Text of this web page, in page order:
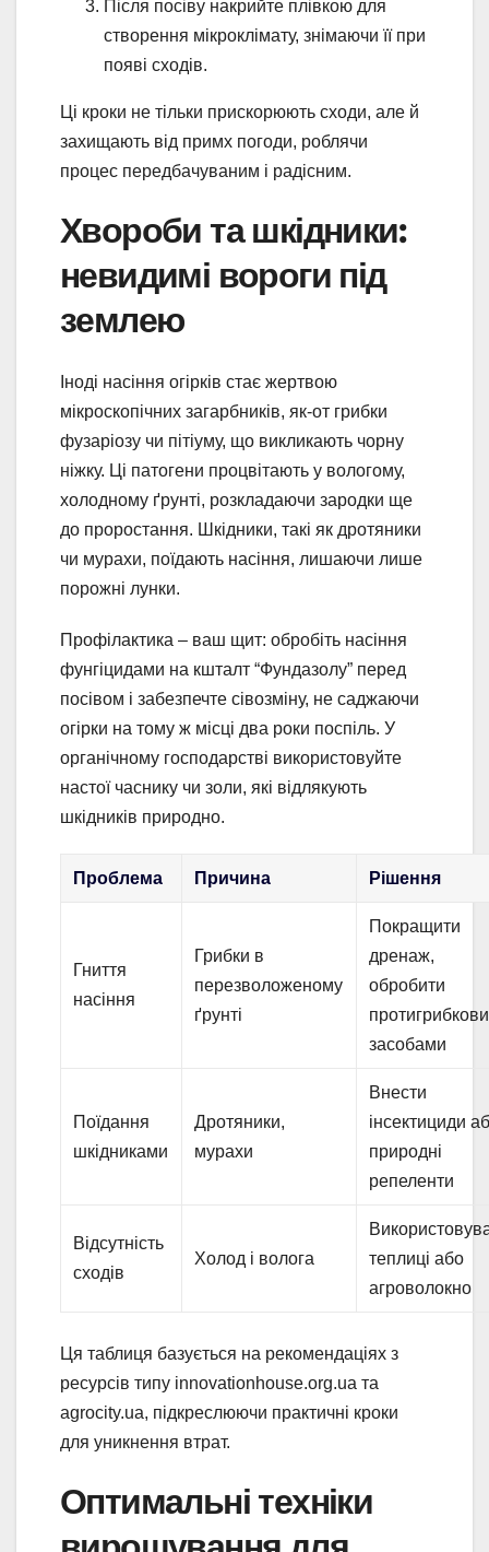
Після посіву накрийте плівкою для
створення мікроклімату, знімаючи її при
появі сходів.
Ці кроки не тільки прискорюють сходи, але й
захищають від примх погоди, роблячи
процес передбачуваним і радісним.
Хвороби та шкідники:
невидимі вороги під
землею
Іноді насіння огірків стає жертвою
мікроскопічних загарбників, як-от грибки
фузаріозу чи пітіуму, що викликають чорну
ніжку. Ці патогени процвітають у вологому,
холодному ґрунті, розкладаючи зародки ще
до проростання. Шкідники, такі як дротяники
чи мурахи, поїдають насіння, лишаючи лише
порожні лунки.
Профілактика – ваш щит: обробіть насіння
фунгіцидами на кшталт “Фундазолу” перед
посівом і забезпечте сівозміну, не саджаючи
огірки на тому ж місці два роки поспіль. У
органічному господарстві використовуйте
настої часнику чи золи, які відлякують
шкідників природно.
Проблема Причина Рішення
Гниття
насіння
Грибки в
перезволоженому
ґрунті
Покращити
дренаж,
обробити
засобами
Поїдання
шкідниками
Дротяники,
мурахи
Внести
інсектициди
природні
репеленти
Відсутність
сходів
Холод і волога
теплиці або
агроволокно
Ця таблиця базується на рекомендаціях з
ресурсів типу innovationhouse.org.ua та
agrocity.ua, підкреслюючи практичні кроки
для уникнення втрат.
Оптимальні техніки